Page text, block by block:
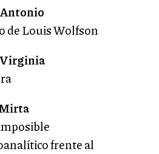
Antonio
de Louis Wolfson
Virginia
frente al